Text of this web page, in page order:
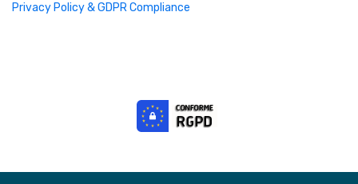
Privacy Policy & GDPR Compliance